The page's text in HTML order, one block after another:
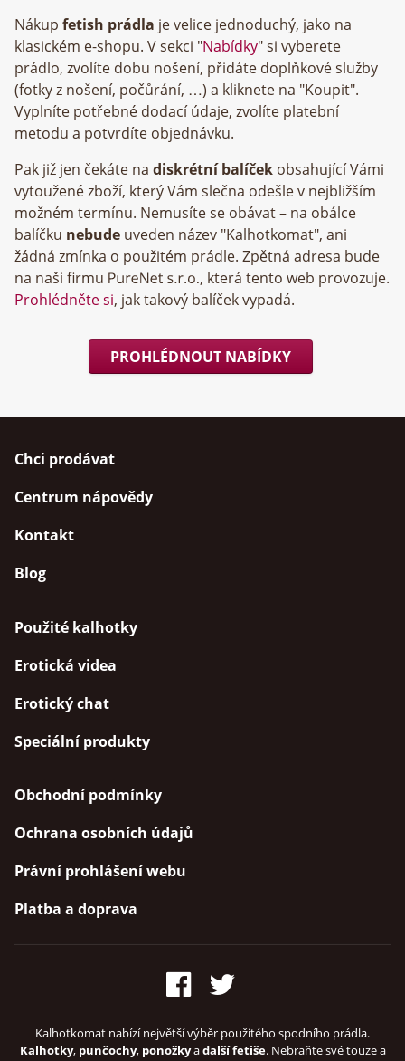
Nákup fetish prádla je velice jednoduchý, jako na
klasickém e-shopu. V sekci "Nabídky" si vyberete
prádlo, zvolíte dobu nošení, přidáte doplňkové služby
(fotky z nošení, počůrání, …) a kliknete na "Koupit".
Vyplníte potřebné dodací údaje, zvolíte platební
metodu a potvrdíte objednávku.
Pak již jen čekáte na diskrétní balíček obsahující Vámi
vytoužené zboží, který Vám slečna odešle v nejbližším
možném termínu. Nemusíte se obávat – na obálce
balíčku nebude uveden název "Kalhotkomat", ani
žádná zmínka o použitém prádle. Zpětná adresa bude
na naši firmu
, která tento web provozuje.
Prohlédněte si, jak takový balíček vypadá.
PROHLÉDNOUT NABÍDKY
Chci prodávat
Centrum nápovědy
Kontakt
Blog
Použité kalhotky
Erotická videa
Erotický chat
Speciální produkty
Obchodní podmínky
Ochrana osobních údajů
Právní prohlášení webu
Platba a doprava
Kalhotkomat nabízí největší výběr použitého spodního prádla.
Kalhotky, punčochy, ponožkyadalší fetiše. Nebraňte své touze a